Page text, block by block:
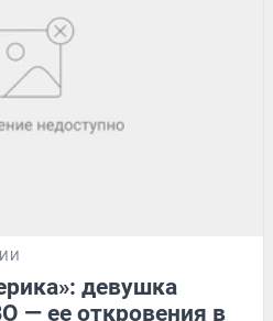
девушка
— ее откровения в